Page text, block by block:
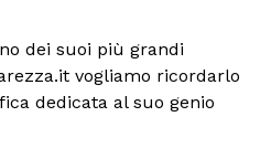
dei suoi più grandi
vogliamo ricordarlo
dedicata al suo genio